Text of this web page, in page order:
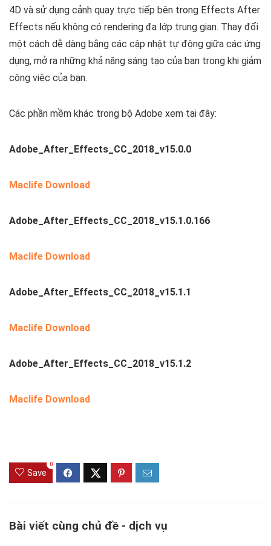
4D và sử dụng cảnh quay trực tiếp bên trong Effects After
Effects nếu không có rendering đa lớp trung gian. Thay đổi
một cách dễ dàng bằng các cập nhật tự động giữa các ứng
dụng, mở ra những khả năng sáng tạo của bạn trong khi giảm
công việc của bạn.
Các phần mềm khác trong bộ Adobe xem tại đây:
Adobe_After_Effects_CC_2018_v15.0.0
Maclife Download
Adobe_After_Effects_CC_2018_v15.1.0.166
Maclife Download
Adobe_After_Effects_CC_2018_v15.1.1
Maclife Download
Adobe_After_Effects_CC_2018_v15.1.2
Maclife Download
Save
0
Bài viết cùng chủ đề - dịch vụ